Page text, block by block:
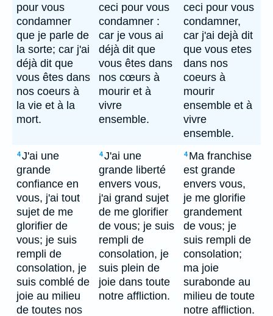
pour vous
condamner
que je parle de
la sorte; car j'ai
déjà dit que
vous êtes dans
nos coeurs à
la vie et à la
mort.
ceci pour vous
condamner :
car je vous ai
déjà dit que
vous êtes dans
nos cœurs à
mourir et à
vivre
ensemble.
ceci pour vous
condamner,
car j'ai dejà dit
que vous etes
dans nos
coeurs à
mourir
ensemble et à
vivre
ensemble.
4J'ai une
grande
confiance en
vous, j'ai tout
sujet de me
glorifier de
vous; je suis
rempli de
consolation, je
suis comblé de
joie au milieu
de toutes nos
4J'ai une
grande liberté
envers vous,
j'ai grand sujet
de me glorifier
de vous; je suis
rempli de
consolation, je
suis plein de
joie dans toute
notre affliction.
4 Ma franchise
est grande
envers vous,
je me glorifie
grandement
de vous; je
suis rempli de
consolation;
ma joie
surabonde au
milieu de toute
notre affliction.